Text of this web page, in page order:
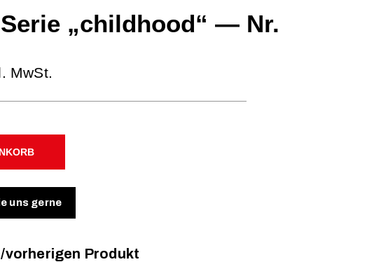
„childhood“ — Nr.
MwSt.
uns gerne
vorherigen Produkt